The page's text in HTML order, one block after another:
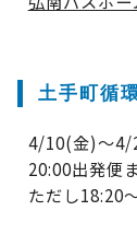
土手町循
4/10(金)～4/
20:00出発便
ただし18:20